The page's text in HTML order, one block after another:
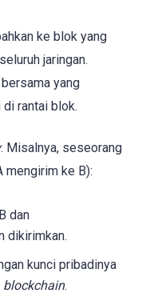
ke blok yang
jaringan.
yang
rantai blok.
. Misalnya, seseorang
mengirim ke B):
dan
dikirimkan.
kunci pribadinya
blockchain.